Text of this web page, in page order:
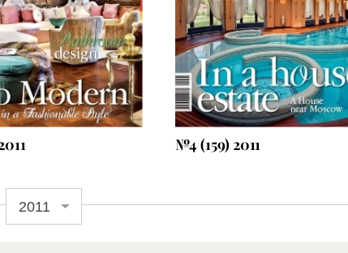
№4 (159) 2011
Оформить подписку
2011